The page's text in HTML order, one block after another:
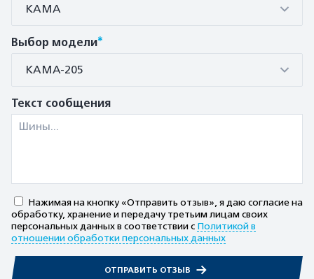
КАМА
Выбор модели*
КАМА-205
Текст сообщения
Нажимая на кнопку «Отправить отзыв», я даю согласие на
обработку, хранение и передачу третьим лицам своих
персональных данных в соответствии с Политикой в
отношении обработки персональных данных
ОТПРАВИТЬ ОТЗЫВ